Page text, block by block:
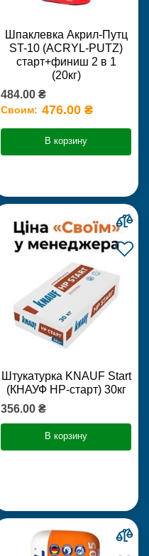
Шпаклевка Акрил-Путц
ST-10 (ACRYL-PUTZ)
старт+финиш 2 в 1
(20кг)
484.00 ₴
Своим: 476.00 ₴
В корзину
Штукатурка KNAUF Start
(КНАУФ НР-старт) 30кг
356.00 ₴
В корзину